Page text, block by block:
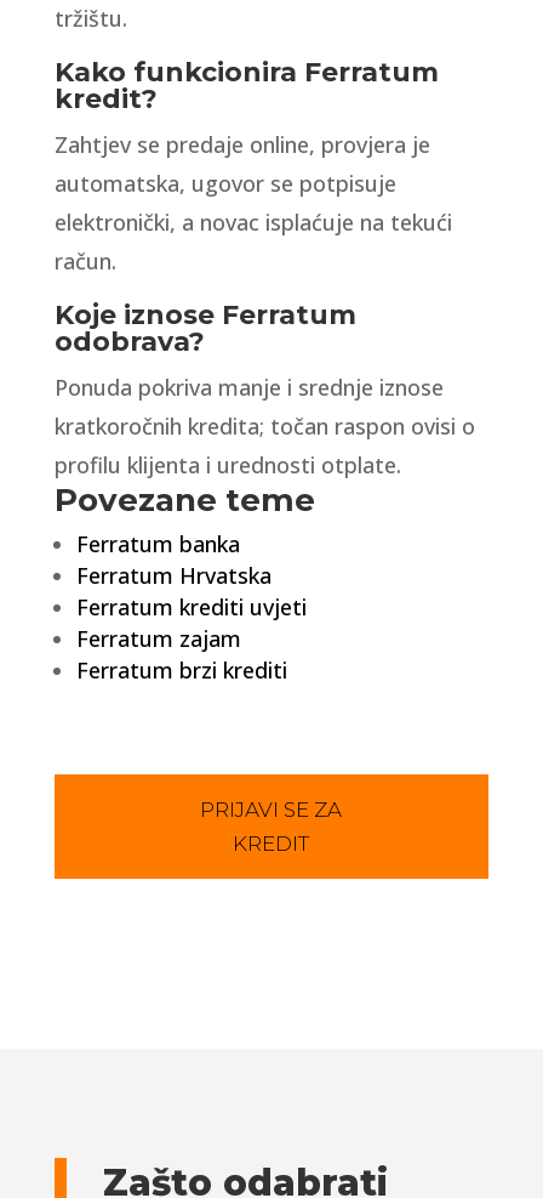
tržištu.
Kako funkcionira Ferratum
kredit?
Zahtjev se predaje online, provjera je
automatska, ugovor se potpisuje
elektronički, a novac isplaćuje na tekući
račun.
Koje iznose Ferratum
odobrava?
Ponuda pokriva manje i srednje iznose
kratkoročnih kredita; točan raspon ovisi o
profilu klijenta i urednosti otplate.
Povezane teme
Ferratum banka
Ferratum Hrvatska
Ferratum krediti uvjeti
Ferratum zajam
Ferratum brzi krediti
PRIJAVI SE ZA
KREDIT
Zašto odabrati